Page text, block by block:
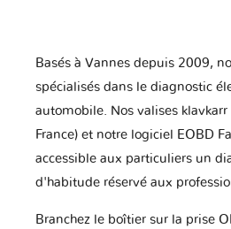
Basés à Vannes depuis 2009,
spécialisés dans le diagnostic
automobile. Nos valises
France) et notre logiciel EOBD
accessible aux particuliers un
d'habitude réservé aux
Branchez le boîtier sur la prise